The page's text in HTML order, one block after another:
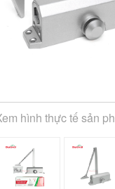
hình thực tế sản